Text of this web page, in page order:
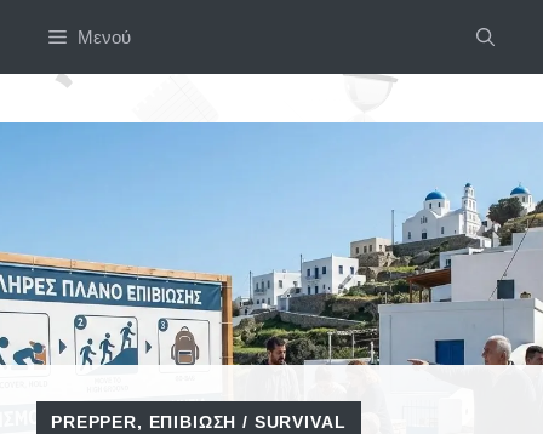
περιεχόμενο
Μενού
PREPPER, ΕΠΙΒΊΩΣΗ / SURVIVAL